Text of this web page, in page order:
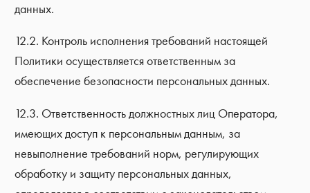
данных.
12.2. Контроль исполнения требований настоящей
Политики осуществляется ответственным за
обеспечение безопасности персональных данных.
12.3. Ответственность должностных лиц Оператора,
имеющих доступ к персональным данным, за
невыполнение требований норм, регулирующих
обработку и защиту персональных данных,